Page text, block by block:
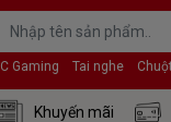
Gaming Tai nghe
Khuyến mãi